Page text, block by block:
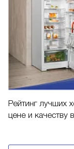
Рейтинг лучших
цене и качеству